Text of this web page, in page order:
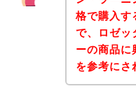
格で購入す
で、ロゼッ
ーの商品に
を参考にさ